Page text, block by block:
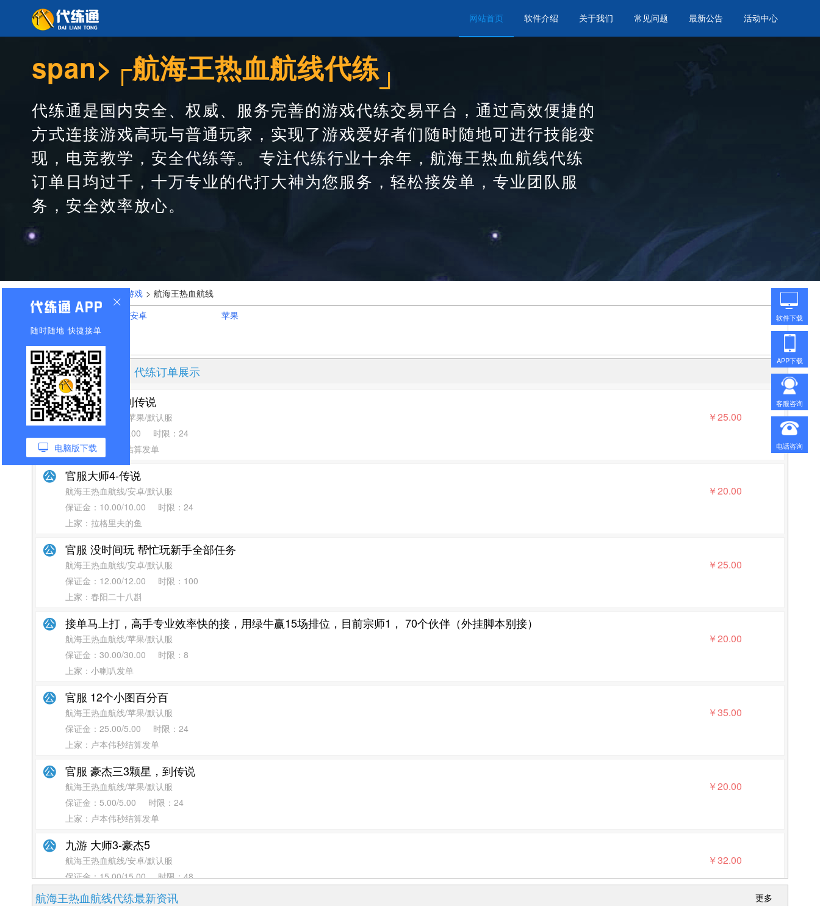
网站首页 软件介绍 关于我们 常见问题 最新公告 活动中心
span>┌航海王热血航线代练┘
代练通是国内安全、权威、服务完善的游戏代练交易平台，通过高效便捷的
方式连接游戏高玩与普通玩家，实现了游戏爱好者们随时随地可进行技能变
现，电竞教学，安全代练等。 专注代练行业十余年，航海王热血航线代练
订单日均过千，十万专业的代打大神为您服务，轻松接发单，专业团队服
务，安全效率放心。
全部游戏 > 航海王热血航线
游戏大区选择：
安卓 苹果
《航海王热血航线》代练订单展示
苹果 宗师三到传说
航海王热血航线/苹果/默认服 ￥25.00
25.00/5.00 时限：24
上家：卢本伟秒结算发单
官服大师4-传说
航海王热血航线/安卓/默认服 ￥20.00
保证金： 10.00/10.00 时限：24
上家：拉格里夫的鱼
官服 没时间玩 帮忙玩新手全部任务
航海王热血航线/安卓/默认服 ￥25.00
保证金： 12.00/12.00 时限： 100
上家：春阳二十八斟
接单马上打，高手专业效率快的接，用绿牛赢15场排位，目前宗师1， 70个伙伴（外挂脚本别接）
航海王热血航线/苹果/默认服 ￥20.00
保证金：30.00/30.00 时限：8
上家：小喇叭发单
官服 12个小图百分百
航海王热血航线/苹果/默认服 ￥35.00
保证金：25.00/5.00 时限：24
上家：卢本伟秒结算发单
官服 豪杰三3颗星，到传说
航海王热血航线/苹果/默认服 ￥20.00
保证金：5.00/5.00 时限：24
上家：卢本伟秒结算发单
九游 大师3-豪杰5
航海王热血航线/安卓/默认服 ￥32.00
保证金：15.00/15.00 时限：48
上家：豆包发单
航海王热血航线代练最新资讯 更多
随时随地 快捷接单
电脑版下载
软件下载
APP下载
客服咨询
电话咨询